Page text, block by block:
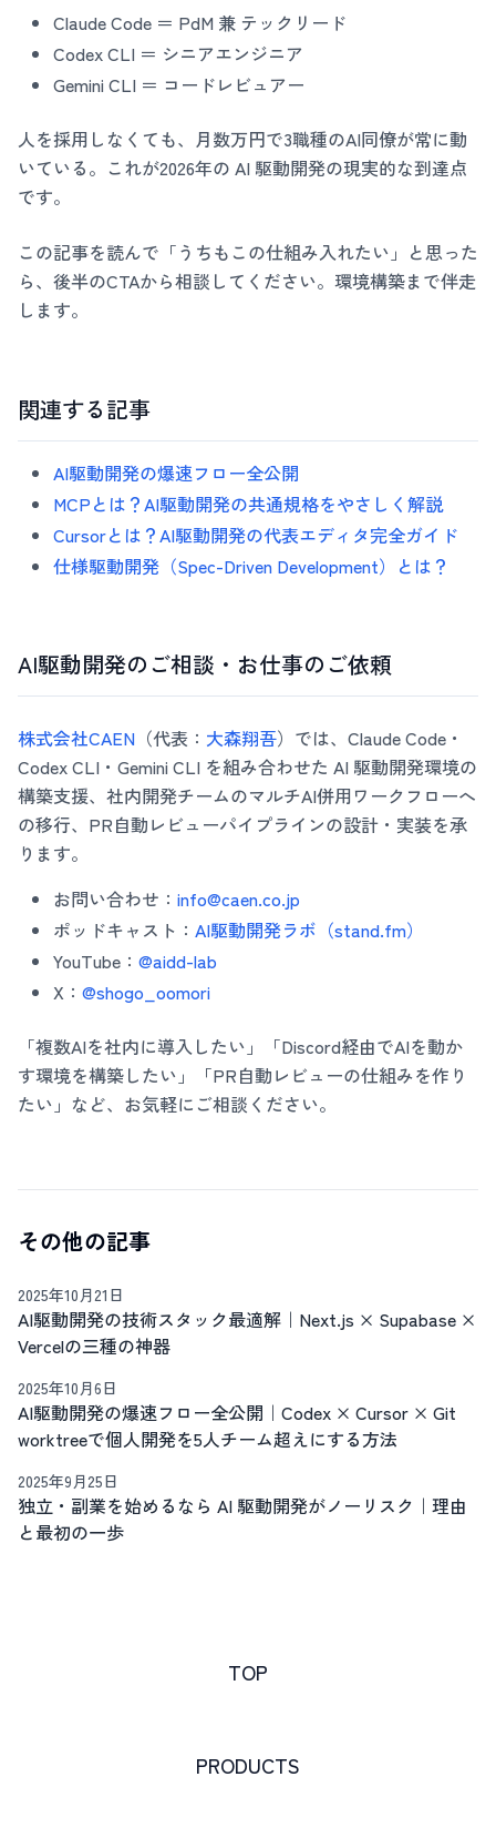
Claude Code ＝ PdM 兼 テックリード
Codex CLI ＝ シニアエンジニア
Gemini CLI ＝ コードレビュアー
人を採用しなくても、月数万円で3職種のAI同僚が常に動
いている。これが2026年の AI 駆動開発の現実的な到達点
です。
この記事を読んで「うちもこの仕組み入れたい」と思った
ら、後半のCTAから相談してください。環境構築まで伴走
します。
関連する記事
AI駆動開発の爆速フロー全公開
MCPとは？AI駆動開発の共通規格をやさしく解説
Cursorとは？AI駆動開発の代表エディタ完全ガイド
仕様駆動開発（Spec-Driven Development）とは？
AI駆動開発のご相談・お仕事のご依頼
株式会社CAEN （代表： 大森翔吾）では、Claude Code・
Codex CLI・Gemini CLI を組み合わせた AI 駆動開発環境の
構築支援、社内開発チームのマルチAI併用ワークフローへ
の移行、PR自動レビューパイプラインの設計・実装を承
ります。
お問い合わせ： info@caen.co.jp
ポッドキャスト： AI駆動開発ラボ（stand.fm）
YouTube： @aidd-lab
X： @shogo_oomori
「複数AIを社内に導入したい」「Discord経由でAIを動か
す環境を構築したい」「PR自動レビューの仕組みを作り
たい」など、お気軽にご相談ください。
その他の記事
2025年10月21日
AI駆動開発の技術スタック最適解｜Next.js × Supabase ×
Vercelの三種の神器
2025年10月6日
AI駆動開発の爆速フロー全公開｜Codex × Cursor × Git
worktreeで個人開発を5人チーム超えにする方法
2025年9月25日
独立・副業を始めるなら AI 駆動開発がノーリスク｜理由
と最初の一歩
TOP
PRODUCTS